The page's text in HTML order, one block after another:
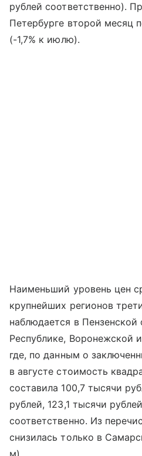
рублей соответственно).
Петербурге второй месяц
(-1,7% к июлю).
Наименьший уровень цен
крупнейших регионов
наблюдается в
Республике, Воронежской
где, по данным о
в августе стоимость
составила 100,7 тысячи
рублей, 123,1 тысячи
соответственно. Из
снизилась только в